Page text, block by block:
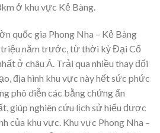
ở khu vực Kẻ Bàng.
quốc gia Phong Nha – Kẻ Bàng
năm trước, từ thời kỳ Đại Cổ
ở châu Á. Trải qua nhiều thay đổi
địa hình khu vực này hết sức phức
phô diễn các bằng chứng ấn
giúp nghiên cứu lịch sử hiểu được
của khu vực. Khu vực Phong Nha –